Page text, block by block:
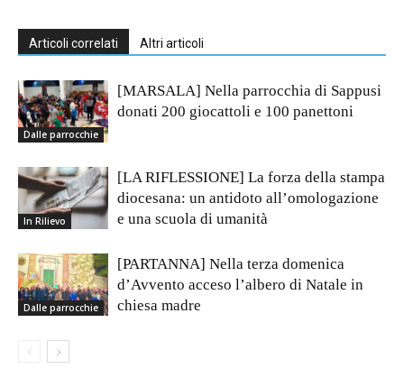
Articoli correlati Altri articoli
Dalle parrocchie
[MARSALA] Nella parrocchia di Sappusi
donati 200 giocattoli e 100 panettoni
In Rilievo
[LA RIFLESSIONE] La forza della stampa
diocesana: un antidoto all’omologazione
e una scuola di umanità
Dalle parrocchie
[PARTANNA] Nella terza domenica
d’Avvento acceso l’albero di Natale in
chiesa madre